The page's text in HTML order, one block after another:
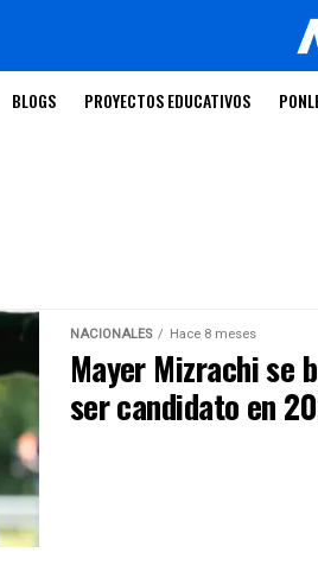
BLOGS PROYECTOS EDUCATIVOS
NACIONALES Hace 8 meses
Mayer Mizrachi se
ser candidato en